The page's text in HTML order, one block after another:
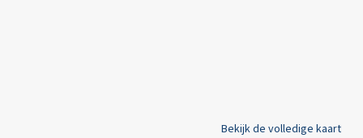
Bekijk de volledige kaart